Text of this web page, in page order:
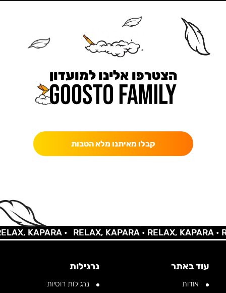
הצטרפו אלינו למועדון
קבלו מאיתנו מלא הטבות
KAPARA • RELAX, KAPARA •RELAX, KAPARA •
עוד באתר
אודות
נרגילות
נרגילות רוסיות